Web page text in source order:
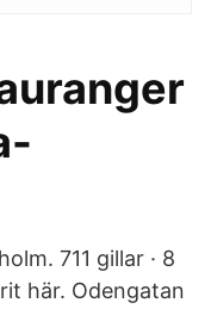
711 gillar · 8
här. Odengatan